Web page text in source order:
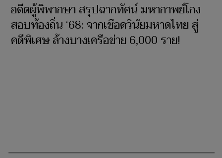
อดีตผู้พิพากษา สรุปฉากทัศน์ มหากาพย์โกง
สอบท้องถิ่น ‘68: จากเชือดวินัยมหาดไทย สู่
คดีพิเศษ ล้างบางเครือข่าย 6,000 ราย!